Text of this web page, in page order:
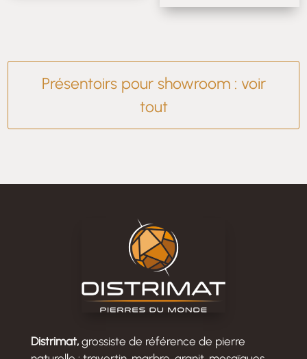
Présentoirs pour showroom: voir
tout
Distrimat,grossiste de référence de pierre